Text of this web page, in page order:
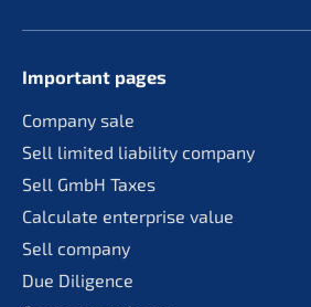
Important pages
Compa­ny sale
Sell limit­ed liabi­li­ty company
Sell GmbH Taxes
Calcu­la­te enter­pri­se value
Sell compa­ny
Due Diligence